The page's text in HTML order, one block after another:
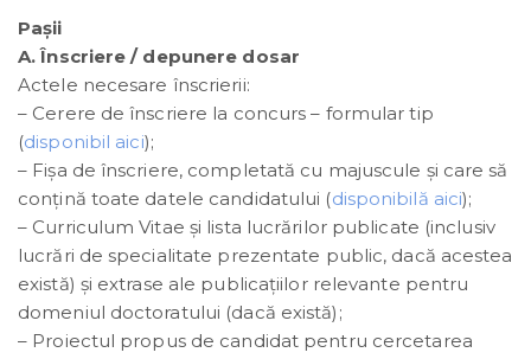
Pașii
A. Înscriere / depunere dosar
Actele necesare înscrierii:
– Cerere de înscriere la concurs – formular tip
(disponibil aici);
– Fișa de înscriere, completată cu majuscule şi care să
conţină toate datele candidatului (disponibilă aici);
– Curriculum Vitae şi lista lucrărilor publicate (inclusiv
lucrări de specialitate prezentate public, dacă acestea
există) şi extrase ale publicaţiilor relevante pentru
domeniul doctoratului (dacă există);
– Proiectul propus de candidat pentru cercetarea